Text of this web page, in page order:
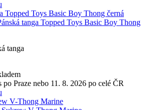
tanga Topped Toys Basic Boy Thong
tanga
po Praze nebo 11. 8. 2026 po celé ČR